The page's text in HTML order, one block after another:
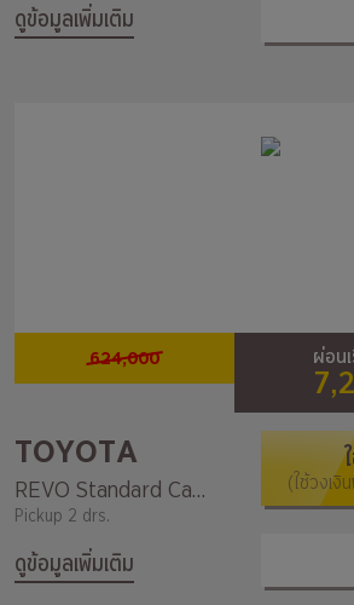
ดูข้อมูลเพิ่มเติม
624,000 ผ่อน
TOYOTA
REVO Standard Cab Z Edition 2.4 Entry MT
Pickup 2 drs.
ดูข้อมูลเพิ่มเติม
(ใช้วงเงิน